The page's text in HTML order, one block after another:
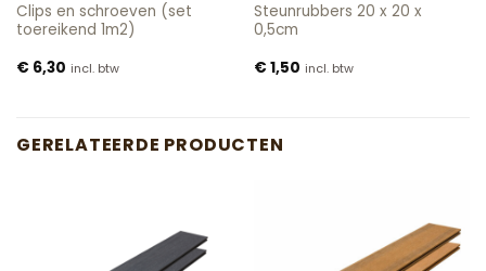
Clips en schroeven (set
toereikend 1m2)
€6,30 incl. btw
Steunrubbers 20 x 20 x
0,5cm
€1,50 incl. btw
GERELATEERDE PRODUCTEN